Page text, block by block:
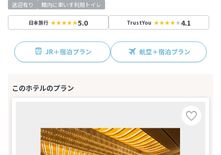
送迎有り
館内に車いす利用トイレ
日本旅行 5.0 TrustYou 4.1
JR＋宿泊プラン 航空＋宿泊プラン